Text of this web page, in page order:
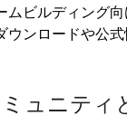
ムビルディング
ウンロードや公
ュニティ